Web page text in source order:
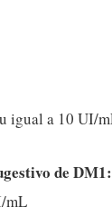
igual a 10 UI/
de DM1:
mL